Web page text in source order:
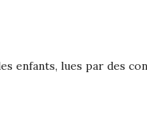
enfants, lues par des